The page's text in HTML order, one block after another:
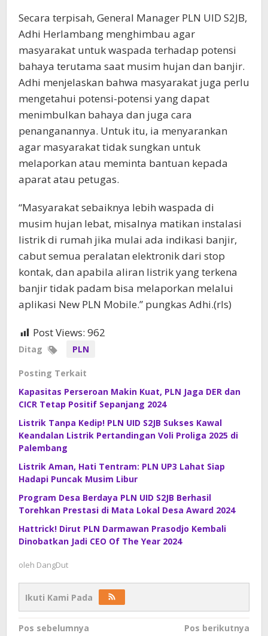
Secara terpisah, General Manager PLN UID S2JB,
Adhi Herlambang menghimbau agar
masyarakat untuk waspada terhadap potensi
bahaya terutama saat musim hujan dan banjir.
Adhi menjelaskan bahwa masyarakat juga perlu
mengetahui potensi-potensi yang dapat
menimbulkan bahaya dan juga cara
penanganannya. Untuk itu, ia menyarankan
agar masyarakat tidak sungkan untuk
melaporkan atau meminta bantuan kepada
aparat atau petugas.
“Masyarakat sebaiknya lebih waspada di
musim hujan lebat, misalnya matikan instalasi
listrik di rumah jika mulai ada indikasi banjir,
cabut semua peralatan elektronik dari stop
kontak, dan apabila aliran listrik yang terkena
banjir tidak padam bisa melaporkan melalui
aplikasi New PLN Mobile.” pungkas Adhi.(rls)
Post Views: 962
Ditag PLN
Posting Terkait
Kapasitas Perseroan Makin Kuat, PLN Jaga DER dan
CICR Tetap Positif Sepanjang 2024
Listrik Tanpa Kedip! PLN UID S2JB Sukses Kawal
Keandalan Listrik Pertandingan Voli Proliga 2025 di
Palembang
Listrik Aman, Hati Tentram: PLN UP3 Lahat Siap
Hadapi Puncak Musim Libur
Program Desa Berdaya PLN UID S2JB Berhasil
Torehkan Prestasi di Mata Lokal Desa Award 2024
Hattrick! Dirut PLN Darmawan Prasodjo Kembali
Dinobatkan Jadi CEO Of The Year 2024
oleh DangDut
Ikuti Kami Pada
Navigasi
Pos sebelumnya
Pos berikutnya